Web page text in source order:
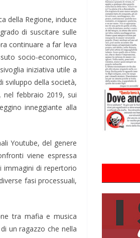
della Regione, induce
di suscitare sulle
continuare a far leva
socio-economico,
iniziativa utile a
sviluppo della società,
febbraio 2019, sui
inneggiante alla
Youtube, del genere
viene espressa
immagini di repertorio
fasi processuali,
tra mafia e musica
un ragazzo che nella